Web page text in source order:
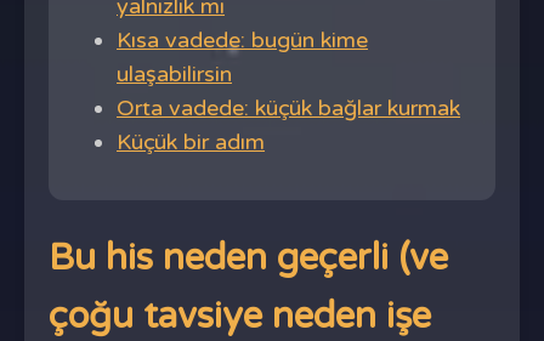
yalnızlık mı
Kısa vadede: bugün kime
ulaşabilirsin
Orta vadede: küçük bağlar kurmak
Küçük bir adım
Bu his neden geçerli (ve
çoğu tavsiye neden işe